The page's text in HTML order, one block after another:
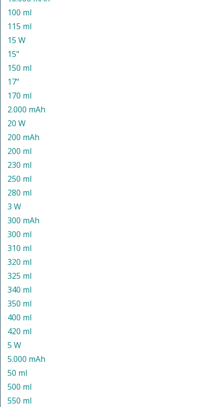
100 ml
115 ml
15 W
15"
150 ml
17"
170 ml
2.000 mAh
20 W
200 mAh
200 ml
230 ml
250 ml
280 ml
3 W
300 mAh
300 ml
310 ml
320 ml
325 ml
340 ml
350 ml
400 ml
420 ml
5 W
5.000 mAh
50 ml
500 ml
550 ml